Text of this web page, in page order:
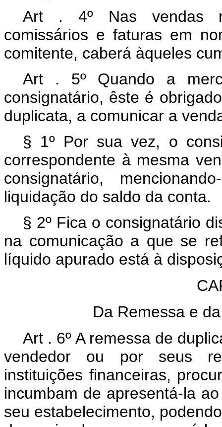
Art . 4º Nas vendas
comissários e faturas em
comitente, caberá àqueles
Art . 5º Quando a
consignatário, êste é
duplicata, a comunicar a
§ 1º Por sua vez, o
correspondente à mesma
consignatário,
liquidação do saldo da conta.
§ 2º Fica o consignatário
na comunicação a que se
líquido apurado está à
Da Remessa e
Art . 6º A remessa de
vendedor ou por seus
instituições financeiras,
incumbam de apresentá-la
seu estabelecimento,